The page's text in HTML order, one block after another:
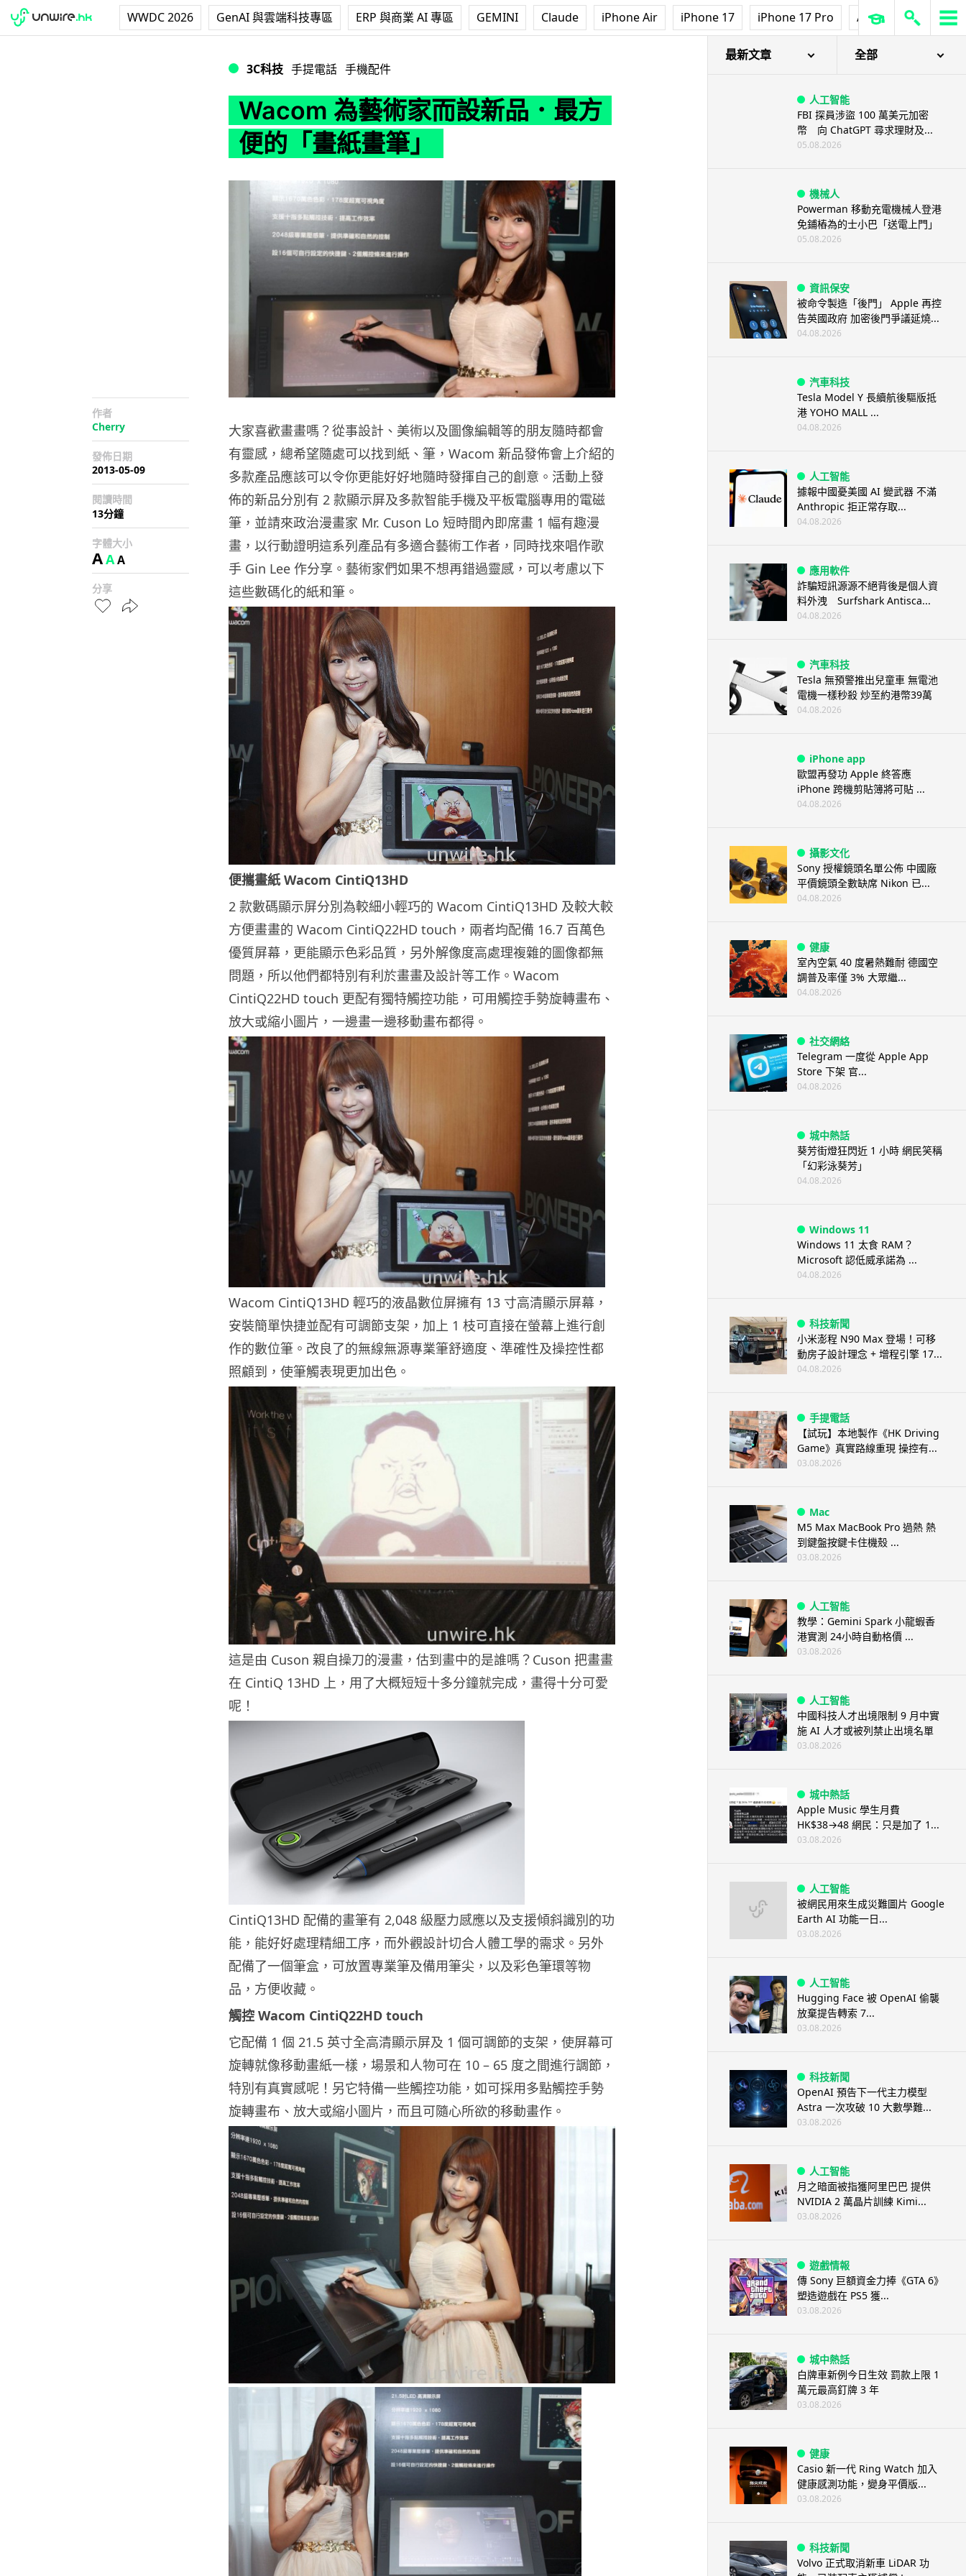
WWDC 2026 GenAI 與雲端科技專區 ERP 與商業 AI 專區 GEMINI Claude iPhone Air iPhone 17 iPhone 17 Pro AirPods Pro 3
3C科技 手提電話 手機配件
Wacom 為藝術家而設新品．最方
便的「畫紙畫筆」
作者
Cherry
發佈日期
2013-05-09
閱讀時間
13分鐘
字體大小
AAA
分享
大家喜歡畫畫嗎？從事設計、美術以及圖像編輯等的朋友隨時都會
有靈感，總希望隨處可以找到紙、筆，Wacom 新品發佈會上介紹的
多款產品應該可以令你更能好好地隨時發揮自己的創意。活動上發
佈的新品分別有 2 款顯示屏及多款智能手機及平板電腦專用的電磁
筆，並請來政治漫畫家 Mr. Cuson Lo 短時間內即席畫 1 幅有趣漫
畫，以行動證明這系列產品有多適合藝術工作者，同時找來唱作歌
手 Gin Lee 作分享。藝術家們如果不想再錯過靈感，可以考慮以下
這些數碼化的紙和筆。
便攜畫紙 Wacom CintiQ13HD
2 款數碼顯示屏分別為較細小輕巧的 Wacom CintiQ13HD 及較大較
方便畫畫的 Wacom CintiQ22HD touch，兩者均配備 16.7 百萬色
優質屏幕，更能顯示色彩品質，另外解像度高處理複雜的圖像都無
問題，所以他們都特別有利於畫畫及設計等工作。Wacom
CintiQ22HD touch 更配有獨特觸控功能，可用觸控手勢旋轉畫布、
放大或縮小圖片，一邊畫一邊移動畫布都得。
Wacom CintiQ13HD 輕巧的液晶數位屏擁有 13 寸高清顯示屏幕，
安裝簡單快捷並配有可調節支架，加上 1 枝可直接在螢幕上進行創
作的數位筆。改良了的無線無源專業筆舒適度、準確性及操控性都
照顧到，使筆觸表現更加出色。
這是由 Cuson 親自操刀的漫畫，估到畫中的是誰嗎？Cuson 把畫畫
在 CintiQ 13HD 上，用了大概短短十多分鐘就完成，畫得十分可愛
呢！
CintiQ13HD 配備的畫筆有 2,048 級壓力感應以及支援傾斜識別的功
能，能好好處理精細工序，而外觀設計切合人體工學的需求。另外
配備了一個筆盒，可放置專業筆及備用筆尖，以及彩色筆環等物
品，方便收藏。
觸控 Wacom CintiQ22HD touch
它配備 1 個 21.5 英寸全高清顯示屏及 1 個可調節的支架，使屏幕可
旋轉就像移動畫紙一樣，場景和人物可在 10 – 65 度之間進行調節，
特別有真實感呢！另它特備一些觸控功能，如可採用多點觸控手勢
旋轉畫布、放大或縮小圖片，而且可隨心所欲的移動畫作。
最新文章 全部
人工智能
FBI 探員涉盜 100 萬美元加密
幣 向 ChatGPT 尋求理財及...
05.08.2026
機械人
Powerman 移動充電機械人登港
免鋪樁為的士小巴「送電上門」
05.08.2026
資訊保安
被命令製造「後門」 Apple 再控
告英國政府 加密後門爭議延燒...
04.08.2026
汽車科技
Tesla Model Y 長續航後驅版抵
港 YOHO MALL ...
04.08.2026
人工智能
據報中國憂美國 AI 變武器 不滿
Anthropic 拒正常存取...
04.08.2026
應用軟件
詐騙短訊源源不絕背後是個人資
料外洩 Surfshark Antisca...
04.08.2026
汽車科技
Tesla 無預警推出兒童車 無電池
電機一樣秒殺 炒至約港幣39萬
04.08.2026
iPhone app
歐盟再發功 Apple 終答應
iPhone 跨機剪貼簿將可貼 ...
04.08.2026
攝影文化
Sony 授權鏡頭名單公佈 中國廠
平價鏡頭全數缺席 Nikon 已...
04.08.2026
健康
室內空氣 40 度暑熱難耐 德國空
調普及率僅 3% 大眾繼...
04.08.2026
社交網絡
Telegram 一度從 Apple App
Store 下架 官...
04.08.2026
城中熱話
葵芳街燈狂閃近 1 小時 網民笑稱
「幻彩泳葵芳」
04.08.2026
Windows 11
Windows 11 太食 RAM？
Microsoft 認低威承諾為 ...
04.08.2026
科技新聞
小米澎程 N90 Max 登場！可移
動房子設計理念 + 增程引擎 17...
04.08.2026
手提電話
【試玩】本地製作《HK Driving
Game》真實路線重現 操控有...
03.08.2026
Mac
M5 Max MacBook Pro 過熱 熱
到鍵盤按鍵卡住機殼 ...
03.08.2026
人工智能
教學：Gemini Spark 小龍蝦香
港實測 24小時自動格價 ...
03.08.2026
人工智能
中國科技人才出境限制 9 月中實
施 AI 人才或被列禁止出境名單
03.08.2026
城中熱話
Apple Music 學生月費
HK$38→48 網民：只是加了 1...
03.08.2026
人工智能
被網民用來生成災難圖片 Google
Earth AI 功能一日...
03.08.2026
人工智能
Hugging Face 被 OpenAI 偷襲
放棄提告轉索 7...
03.08.2026
科技新聞
OpenAI 預告下一代主力模型
Astra 一次攻破 10 大數學難...
03.08.2026
人工智能
月之暗面被指獲阿里巴巴 提供
NVIDIA 2 萬晶片訓練 Kimi...
03.08.2026
遊戲情報
傳 Sony 巨額資金力捧《GTA 6》
塑造遊戲在 PS5 獲...
03.08.2026
城中熱話
白牌車新例今日生效 罰款上限 1
萬元最高釘牌 3 年
03.08.2026
健康
Casio 新一代 Ring Watch 加入
健康感測功能，變身平價版...
03.08.2026
科技新聞
Volvo 正式取消新車 LiDAR 功